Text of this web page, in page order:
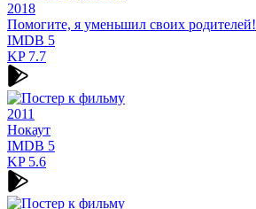
2018
Помогите, я уменьшил своих родителей!
IMDB 5
KP7.7
2011
Нокаут
IMDB 5
KP5.6